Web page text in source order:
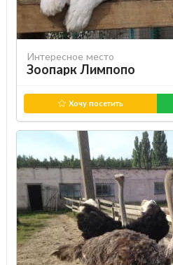
Интересное место
Зоопарк Лимпопо
Хочу посетить